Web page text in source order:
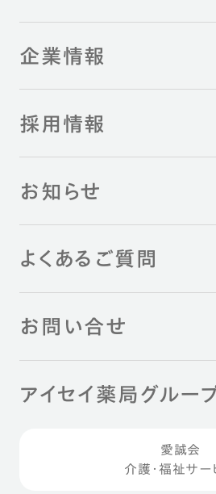
企業情報
採用情報
お知らせ
よくあるご質問
お問い合せ
アイセイ薬局グルー
愛誠会
介護・福祉サー